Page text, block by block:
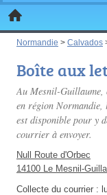
Normandie > Calvados
Boîte aux
Au Mesnil-Guillaume,
en région
est disponible pour y
courrier à envoyer.
Null Route d'Orbec
14100 Le Mesnil-
Collecte du courrier :